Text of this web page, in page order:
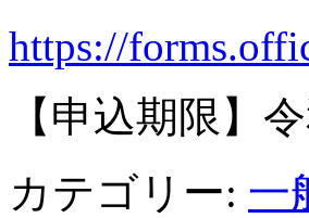
https://
【申込期限】
カテゴリー: 一